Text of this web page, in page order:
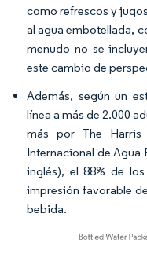
como refrescos y
al agua embotellada,
menudo no se
este cambio de
Además, según un
línea a más de 2.000
más por The
Internacional de Agua
inglés), el 88% de
impresión favorable
bebida.